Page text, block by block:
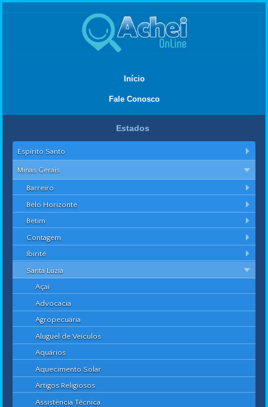
Início
Fale Conosco
Estados
Espírito Santo
Minas Gerais
Barreiro
Belo Horizonte
Betim
Contagem
Ibirité
Santa Luzia
Açaí
Advocacia
Agropecuária
Aluguel de Veículos
Aquários
Aquecimento Solar
Artigos Religiosos
Assistência Técnica